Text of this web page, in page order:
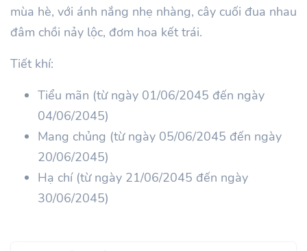
mùa hè, với ánh nắng nhẹ nhàng, cây cuối đua nhau
đâm chồi nảy lộc, đơm hoa kết trái.
Tiết khí:
Tiểu mãn (từ ngày 01/06/2045 đến ngày
04/06/2045)
Mang chủng (từ ngày 05/06/2045 đến ngày
20/06/2045)
Hạ chí (từ ngày 21/06/2045 đến ngày
30/06/2045)